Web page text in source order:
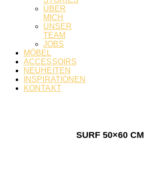
ÜBER
MICH
UNSER
TEAM
JOBS
MÖBEL
ACCESSOIRS
NEUHEITEN
INSPIRATIONEN
KONTAKT
SURF 50×60 CM